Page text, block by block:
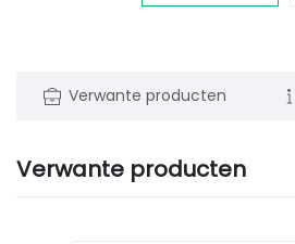
Verwante producten
Verwante producten